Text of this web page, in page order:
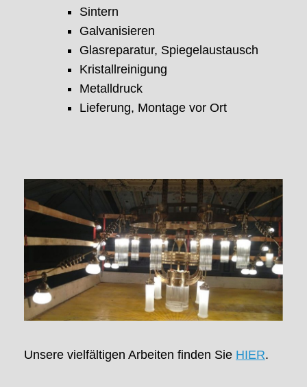
Sintern
Galvanisieren
Glasreparatur, Spiegelaustausch
Kristallreinigung
Metalldruck
Lieferung, Montage vor Ort
Unsere vielfältigen Arbeiten finden Sie HIER.